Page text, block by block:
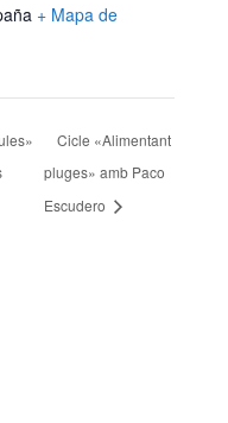
+ Mapa de
Cicle «Alimentant
pluges» amb Paco
Escudero